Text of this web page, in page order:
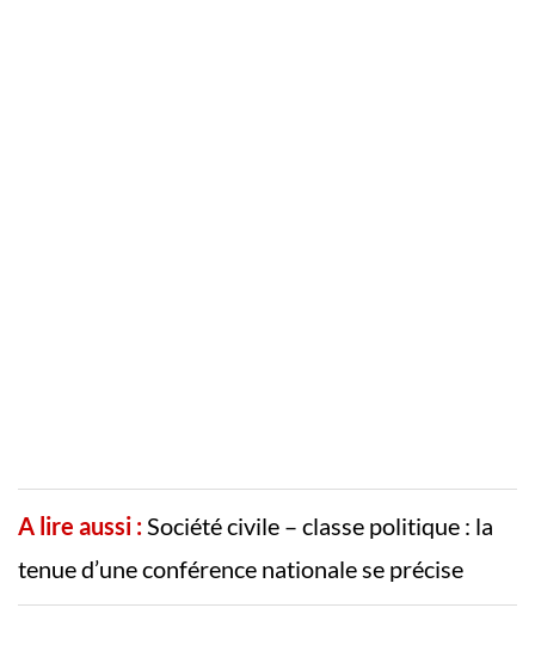
A lire aussi : Société civile – classe politique : la
tenue d’une conférence nationale se précise